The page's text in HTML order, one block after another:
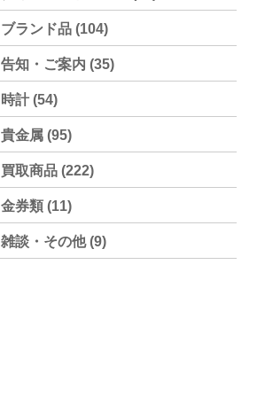
ブランド品 (104)
告知・ご案内 (35)
時計 (54)
貴金属 (95)
買取商品 (222)
金券類 (11)
雑談・その他 (9)